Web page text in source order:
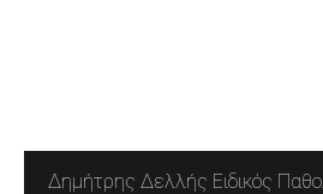
Δημήτρης Δελλής Ειδικός